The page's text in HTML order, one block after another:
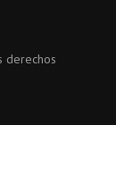
derechos